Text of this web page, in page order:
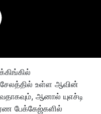
சேலத்தில் உள்ள ஆவின்
ஆனால் யுஎச்டி
பேக்கேஜ்களில்